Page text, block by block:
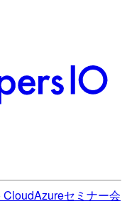
CloudAzureセミナー会